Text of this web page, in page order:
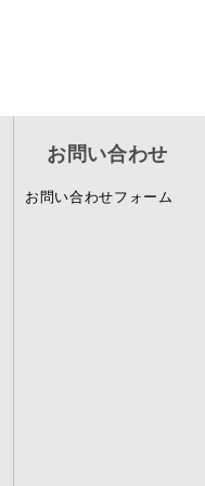
お問い合わせ
お問い合わせフォーム